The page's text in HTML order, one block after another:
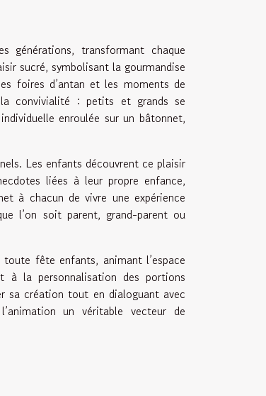
générations, transformant chaque
sucré, symbolisant la gourmandise
foires d’antan et les moments de
convivialité : petits et grands se
enroulée sur un bâtonnet,
Les enfants découvrent ce plaisir
liées à leur propre enfance,
à chacun de vivre une expérience
l’on soit parent, grand-parent ou
fête enfants, animant l’espace
la personnalisation des portions
sa création tout en dialoguant avec
un véritable vecteur de